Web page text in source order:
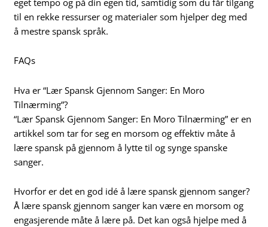
til en rekke ressurser og materialer som hjelper deg med
å mestre spansk språk.
FAQs
Hva er “Lær Spansk Gjennom Sanger: En Moro
Tilnærming”?
“Lær Spansk Gjennom Sanger: En Moro Tilnærming” er en
artikkel som tar for seg en morsom og effektiv måte å
lære spansk på gjennom å lytte til og synge spanske
sanger.
Hvorfor er det en god idé å lære spansk gjennom sanger?
Å lære spansk gjennom sanger kan være en morsom og
engasjerende måte å lære på. Det kan også hjelpe med å